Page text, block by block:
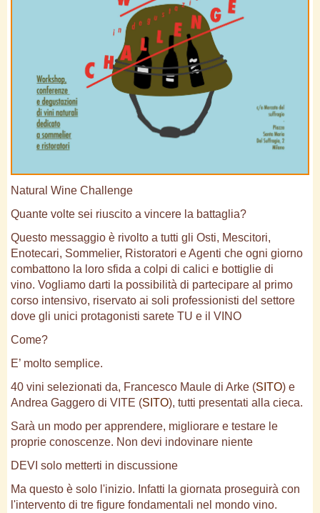
Natural Wine Challenge
Quante volte sei riuscito a vincere la battaglia?
Questo messaggio è rivolto a tutti gli Osti, Mescitori,
Enotecari, Sommelier, Ristoratori e Agenti che ogni giorno
combattono la loro sfida a colpi di calici e bottiglie di
vino. Vogliamo darti la possibilità di partecipare al primo
corso intensivo, riservato ai soli professionisti del settore
dove gli unici protagonisti sarete TU e il VINO
Come?
E’ molto semplice.
40 vini selezionati da, Francesco Maule di Arke (SITO) e
Andrea Gaggero di VITE (SITO), tutti presentati alla cieca.
Sarà un modo per apprendere, migliorare e testare le
proprie conoscenze. Non devi indovinare niente
DEVI solo metterti in discussione
Ma questo è solo l'inizio. Infatti la giornata proseguirà con
l'intervento di tre figure fondamentali nel mondo vino.